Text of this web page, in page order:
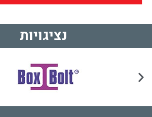
נציגויות